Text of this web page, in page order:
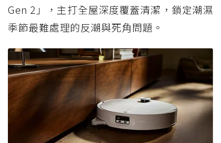
Gen 2」，主打全屋深度覆蓋清潔，鎖定潮濕
季節最難處理的反潮與死角問題。